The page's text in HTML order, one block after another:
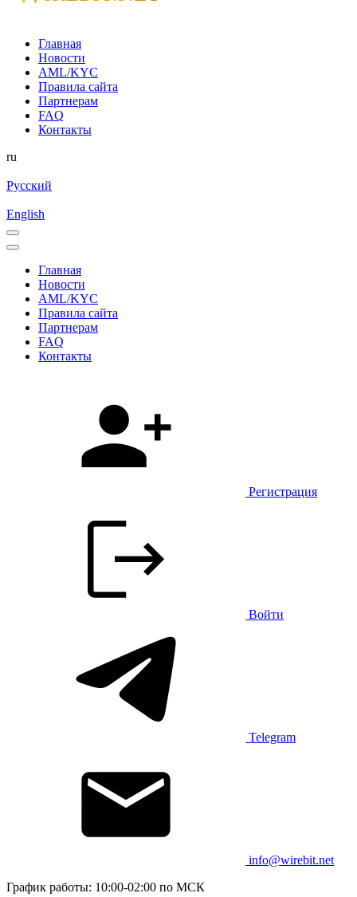
Главная
Новости
AML/KYC
Правила сайта
Партнерам
FAQ
Контакты
ru
Русский
English
Главная
Новости
AML/KYC
Правила сайта
Партнерам
FAQ
Контакты
Регистрация
Войти
Telegram
info@wirebit.net
График работы: 10:00-02:00 по МСК